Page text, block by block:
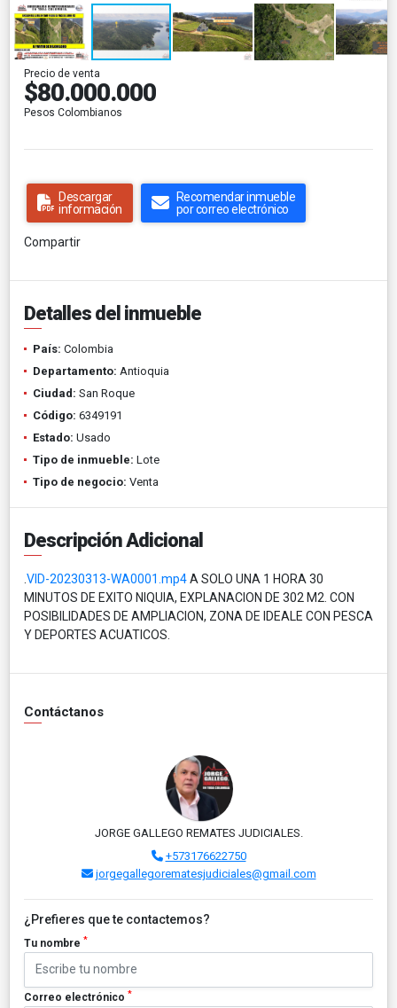
Precio de venta
$80.000.000
Pesos Colombianos
Descargar
información
Recomendar inmueble
por correo electrónico
Compartir
Detalles del inmueble
País: Colombia
Departamento: Antioquia
Ciudad: San Roque
Código: 6349191
Estado: Usado
Tipo de inmueble: Lote
Tipo de negocio: Venta
Descripción Adicional
VID-20230313-WA0001.mp4A SOLO UNA 1 HORA 30
MINUTOS DE EXITO NIQUIA, EXPLANACION DE 302 M2. CON
POSIBILIDADES DE AMPLIACION, ZONA DE IDEALE CON PESCA
Y DEPORTES ACUATICOS.
Contáctanos
JORGE GALLEGO REMATES JUDICIALES.
+573176622750
jorgegallegorematesjudiciales@gmail.com
¿Prefieres que te contactemos?
Tu nombre *
Correo electrónico *